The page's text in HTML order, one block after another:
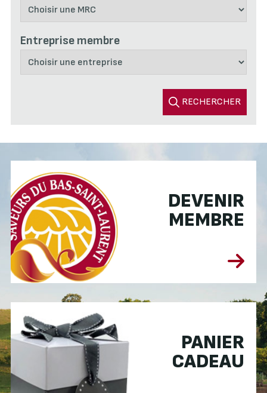
Entreprise membre
RECHERCHER
DEVENIR
MEMBRE
PANIER
CADEAU